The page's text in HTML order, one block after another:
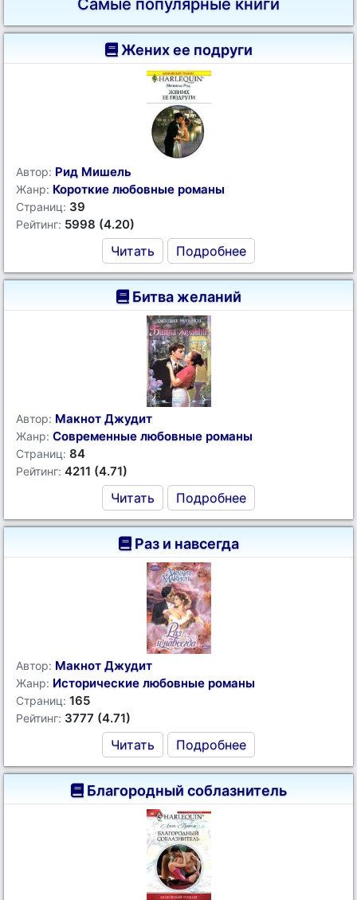
Самые популярные книги
Жених ее подруги
Автор: Рид Мишель
Жанр: Короткие любовные романы
Страниц: 39
Рейтинг: 5998 (4.20)
Читать Подробнее
Битва желаний
Автор: Макнот Джудит
Жанр: Современные любовные романы
Страниц: 84
Рейтинг: 4211 (4.71)
Читать Подробнее
Раз и навсегда
Автор: Макнот Джудит
Жанр: Исторические любовные романы
Страниц: 165
Рейтинг: 3777 (4.71)
Читать Подробнее
Благородный соблазнитель